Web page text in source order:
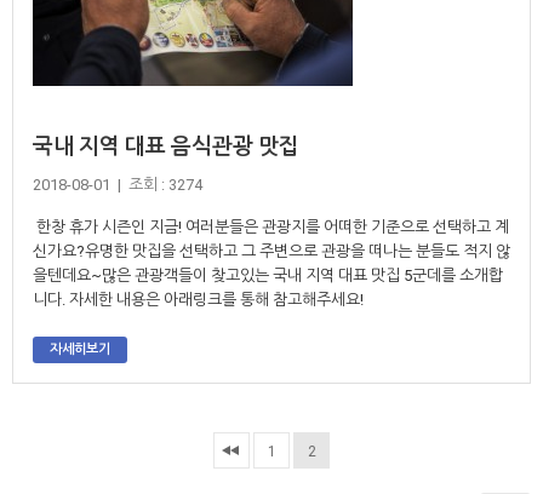
국내 지역 대표 음식관광 맛집
2018-08-01 | 조회 : 3274
한창 휴가 시즌인 지금! 여러분들은 관광지를 어떠한 기준으로 선택하고 계
신가요?유명한 맛집을 선택하고 그 주변으로 관광을 떠나는 분들도 적지 않
을텐데요~많은 관광객들이 찾고있는 국내 지역 대표 맛집 5군데를 소개합
니다. 자세한 내용은 아래링크를 통해 참고해주세요!
자세히보기
1 2